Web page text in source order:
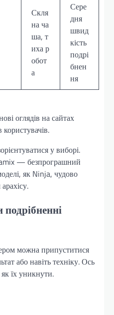
Скля
на ча
ша, т
иха р
обот
а
Сере
дня
швид
кість
подрі
бнен
ня
оглядів на сайтах
користувачів.
у виборі.
— безпрограшний
як Ninja, чудово
можна припуститися
або навіть техніку. Ось
їх уникнути.